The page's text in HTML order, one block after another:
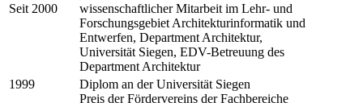
Seit 2000
wissenschaftlicher Mitarbeit im Lehr- und
Forschungsgebiet Architekturinformatik und
Entwerfen, Department Architektur,
Universität Siegen, EDV-Betreuung des
Department Architektur
1999
Diplom an der Universität Siegen
Preis der Fördervereins der Fachbereiche